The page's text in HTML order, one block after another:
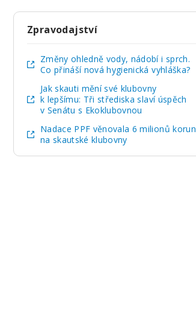
Zpravodajství
Změny ohledně vody, nádobí i sprch.
Co přináší nová hygienická vyhláška?
Jak skauti mění své klubovny
k lepšímu: Tři střediska slaví úspěch
v Senátu s Ekoklubovnou
Nadace PPF věnovala 6 milionů korun
na skautské klubovny